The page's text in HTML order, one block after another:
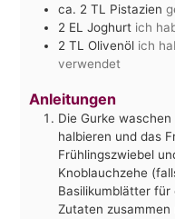
ca. 2 TL Pistazien
2 EL Joghurt ich
2 TL Olivenöl ich
verwendet
Anleitungen
Die Gurke
halbieren und das
Frühlingszwiebel
Knoblauchzehe
Basilikumblätter für
Zutaten